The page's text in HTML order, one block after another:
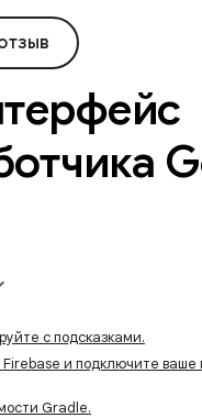
с подсказками.
и подключите ваше
Gradle.